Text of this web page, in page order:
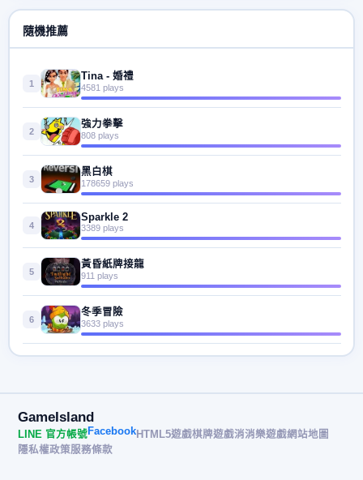
隨機推薦
1
Tina - 婚禮
4581 plays
2
強力拳擊
808 plays
3
黑白棋
178659 plays
4
Sparkle 2
3389 plays
5
黃昏紙牌接龍
911 plays
6
冬季冒險
3633 plays
GameIsland
LINE 官方帳號FacebookHTML5遊戲棋牌遊戲消消樂遊戲網站地圖
隱私權政策服務條款